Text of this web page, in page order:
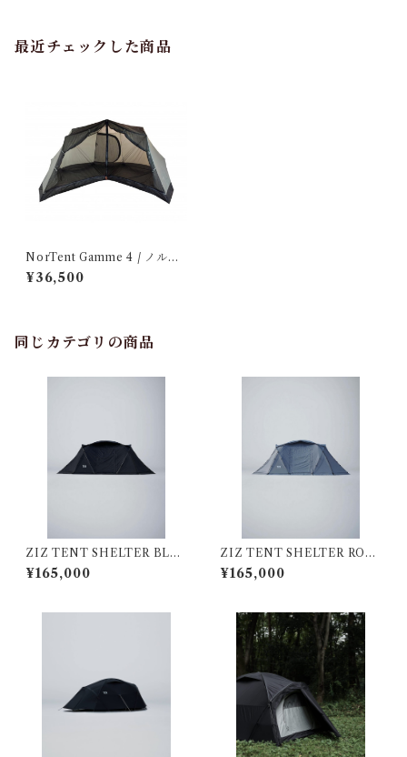
最近チェックした商品
NorTent Gamme 4 / ノルテ
ント ギャム4 専用インナーテ
ント
¥36,500
同じカテゴリの商品
ZIZ TENT SHELTER BLA
CK
¥165,000
ZIZ TENT SHELTER ROC
K GREY
¥165,000